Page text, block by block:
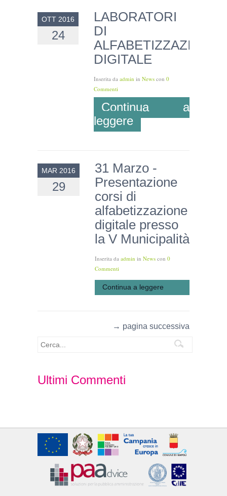
OTT 2016
24
LABORATORI
DI
ALFABETIZZAZIONE
DIGITALE
Inserita da admin in News con 0
Commenti
Continua a
leggere
MAR 2016
29
31 Marzo -
Presentazione
corsi di
alfabetizzazione
digitale presso
la V Municipalità
Inserita da admin in News con 0
Commenti
Continua a leggere
→ pagina successiva
Ultimi Commenti